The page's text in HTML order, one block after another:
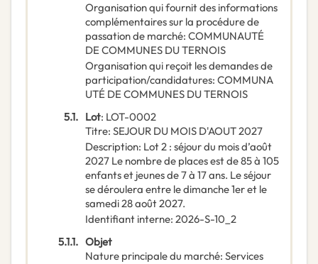
Organisation qui fournit des informations
complémentaires sur la procédure de
passation de marché: COMMUNAUTÉ
DE COMMUNES DU TERNOIS
Organisation qui reçoit les demandes de
participation/candidatures: COMMUNA
UTÉ DE COMMUNES DU TERNOIS
5.1. Lot: LOT-0002
Titre: SEJOUR DU MOIS D'AOUT 2027
Description: Lot 2 : séjour du mois d’août
2027 Le nombre de places est de 85 à 105
enfants et jeunes de 7 à 17 ans. Le séjour
se déroulera entre le dimanche 1er et le
samedi 28 août 2027.
Identifiant interne: 2026-S-10_2
5.1.1. Objet
Nature principale du marché: Services